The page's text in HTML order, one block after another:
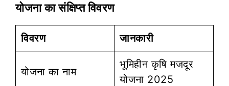
योजना का संक्षिप्त विवरण
विवरण जानकारी
योजना का नाम
भूमिहीन कृषि मजदूर
योजना 2025